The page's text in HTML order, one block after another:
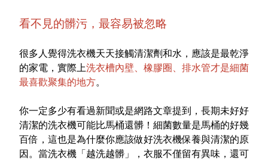
會員中心
特色服務
Line
Youtube
看不見的髒污，最容易被忽略
很多人覺得洗衣機天天接觸清潔劑和水，應該是最乾淨
的家電，實際上洗衣槽內壁、橡膠圈、排水管才是細菌
最喜歡聚集的地方。
你一定多少有看過新聞或是網路文章提到，長期未好好
清潔的洗衣機可能比馬桶還髒！細菌數量是馬桶的好幾
百倍，這也是為什麼你應該做好洗衣機保養與清潔的原
因。當洗衣機「越洗越髒」，衣服不僅留有異味，還可